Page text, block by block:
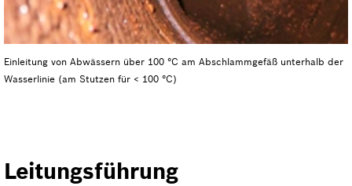
Einleitung von Abwässern über 100 °C am Abschlammgefäß unterhalb der
Wasserlinie (am Stutzen für < 100 °C)
Leitungsführung